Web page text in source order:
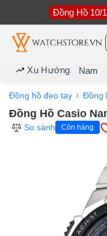
nội
dung
Đồng Hồ 10/
Xu Hướng Nam
Đồng hồ đeo tay Đồng
Đồng Hồ Casio
So sánh
Còn hàng